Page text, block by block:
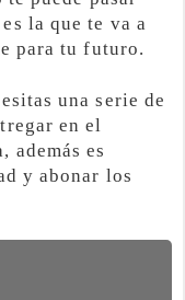
la que te va a
para tu futuro.
una serie de
en el
además es
y abonar los